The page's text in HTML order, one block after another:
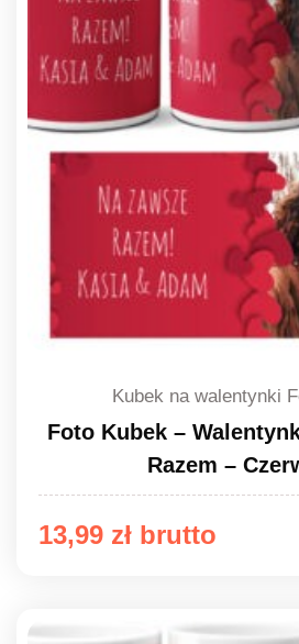
Kubek na walentynki
Foto Kubek –
Razem –
13,99 zł